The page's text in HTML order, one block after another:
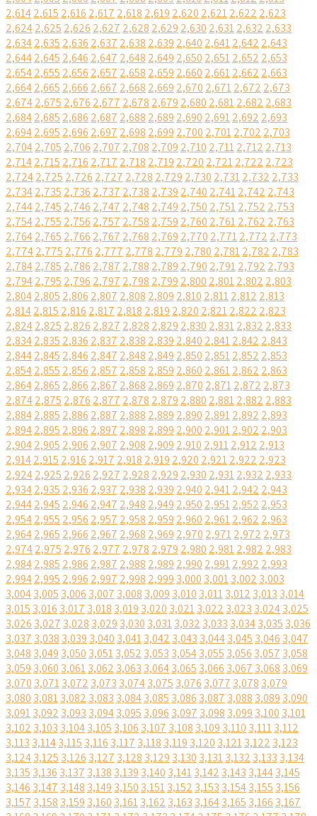
2,6142,615 2,616 2,617 2,618 2,619 2,620 2,6212,622 2,623
2,6242,625 2,626 2,627 2,628 2,629 2,630 2,6312,632 2,633
2,6342,635 2,636 2,637 2,638 2,639 2,640 2,6412,642 2,643
2,6442,645 2,646 2,647 2,648 2,649 2,650 2,6512,652 2,653
2,6542,655 2,656 2,657 2,658 2,659 2,660 2,6612,662 2,663
2,6642,665 2,666 2,667 2,668 2,669 2,670 2,6712,672 2,673
2,6742,675 2,676 2,677 2,678 2,679 2,680 2,6812,682 2,683
2,6842,685 2,686 2,687 2,688 2,689 2,690 2,6912,692 2,693
2,6942,695 2,696 2,697 2,698 2,699 2,700 2,7012,702 2,703
2,7042,705 2,706 2,707 2,708 2,709 2,710 2,7112,712 2,713
2,7142,715 2,716 2,717 2,718 2,719 2,720 2,7212,722 2,723
2,7242,725 2,726 2,727 2,728 2,729 2,730 2,7312,732 2,733
2,7342,735 2,736 2,737 2,738 2,739 2,740 2,7412,742 2,743
2,7442,745 2,746 2,747 2,748 2,749 2,750 2,7512,752 2,753
2,7542,755 2,756 2,757 2,758 2,759 2,760 2,7612,762 2,763
2,7642,765 2,766 2,767 2,768 2,769 2,770 2,7712,772 2,773
2,7742,775 2,776 2,777 2,778 2,779 2,780 2,7812,782 2,783
2,7842,785 2,786 2,787 2,788 2,789 2,790 2,7912,792 2,793
2,7942,795 2,796 2,797 2,798 2,799 2,800 2,8012,802 2,803
2,8042,805 2,806 2,807 2,808 2,809 2,810 2,8112,812 2,813
2,8142,815 2,816 2,817 2,818 2,819 2,820 2,8212,822 2,823
2,8242,825 2,826 2,827 2,828 2,829 2,830 2,8312,832 2,833
2,8342,835 2,836 2,837 2,838 2,839 2,840 2,8412,842 2,843
2,8442,845 2,846 2,847 2,848 2,849 2,850 2,8512,852 2,853
2,8542,855 2,856 2,857 2,858 2,859 2,860 2,8612,862 2,863
2,8642,865 2,866 2,867 2,868 2,869 2,870 2,8712,872 2,873
2,8742,875 2,876 2,877 2,878 2,879 2,880 2,8812,882 2,883
2,8842,885 2,886 2,887 2,888 2,889 2,890 2,8912,892 2,893
2,8942,895 2,896 2,897 2,898 2,899 2,900 2,9012,902 2,903
2,9042,905 2,906 2,907 2,908 2,909 2,910 2,9112,912 2,913
2,9142,915 2,916 2,917 2,918 2,919 2,920 2,9212,922 2,923
2,9242,925 2,926 2,927 2,928 2,929 2,930 2,9312,932 2,933
2,9342,935 2,936 2,937 2,938 2,939 2,940 2,9412,942 2,943
2,9442,945 2,946 2,947 2,948 2,949 2,950 2,9512,952 2,953
2,9542,955 2,956 2,957 2,958 2,959 2,960 2,9612,962 2,963
2,9642,965 2,966 2,967 2,968 2,969 2,970 2,9712,972 2,973
2,9742,975 2,976 2,977 2,978 2,979 2,980 2,9812,982 2,983
2,9842,985 2,986 2,987 2,988 2,989 2,990 2,9912,992 2,993
2,9942,995 2,996 2,997 2,998 2,999 3,000 3,0013,002 3,003
3,0043,005 3,006 3,007 3,008 3,009 3,010 3,0113,012 3,013 3,014
3,015 3,016 3,017 3,018 3,019 3,020 3,0213,022 3,023 3,0243,025
3,026 3,027 3,028 3,029 3,030 3,0313,032 3,033 3,0343,035 3,036
3,037 3,038 3,039 3,040 3,0413,042 3,043 3,0443,045 3,046 3,047
3,048 3,049 3,050 3,0513,052 3,053 3,0543,055 3,056 3,057 3,058
3,059 3,060 3,0613,062 3,063 3,0643,065 3,066 3,067 3,068 3,069
3,070 3,0713,072 3,073 3,0743,075 3,076 3,077 3,078 3,079
3,080 3,0813,082 3,083 3,0843,085 3,086 3,087 3,088 3,089 3,090
3,0913,092 3,093 3,0943,095 3,096 3,097 3,098 3,099 3,100 3,101
3,102 3,103 3,1043,105 3,106 3,107 3,108 3,109 3,110 3,1113,112
3,113 3,1143,115 3,116 3,117 3,118 3,119 3,120 3,1213,122 3,123
3,1243,125 3,126 3,127 3,128 3,129 3,130 3,1313,132 3,133 3,134
3,135 3,136 3,137 3,138 3,139 3,140 3,1413,142 3,143 3,1443,145
3,146 3,147 3,148 3,149 3,150 3,1513,152 3,153 3,1543,155 3,156
3,157 3,158 3,159 3,160 3,1613,162 3,163 3,1643,165 3,166 3,167